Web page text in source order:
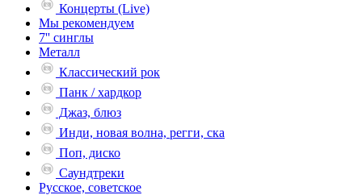
Концерты (Live)
Мы рекомендуем
7'' синглы
Металл
Классический рок
Панк / хардкор
Джаз, блюз
Инди, новая волна, регги, ска
Поп, диско
Саундтреки
Русское, советское